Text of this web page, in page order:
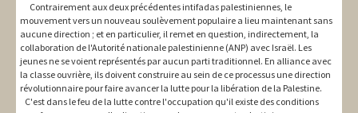
Contrairement aux deux précédentes intifadas palestiniennes, le
mouvement vers un nouveau soulèvement populaire a lieu maintenant sans
aucune direction ; et en particulier, il remet en question, indirectement, la
collaboration de l'Autorité nationale palestinienne (ANP) avec Israël. Les
jeunes ne se voient représentés par aucun parti traditionnel. En alliance avec
la classe ouvrière, ils doivent construire au sein de ce processus une direction
révolutionnaire pour faire avancer la lutte pour la libération de la Palestine.
C'est dans le feu de la lutte contre l'occupation qu'il existe des conditions